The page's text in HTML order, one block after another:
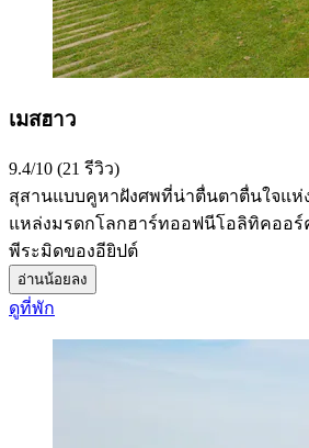
เมสฮาว
9.4/10 (21 รีวิว)
สุสานแบบคูหาฝังศพที่น่าตื่นตาตื่นใจแห่
แหล่งมรดกโลกฮาร์ทออฟนีโอลิทิคออ
พีระมิดของอียิปต์
อ่านน้อยลง
ดูที่พัก